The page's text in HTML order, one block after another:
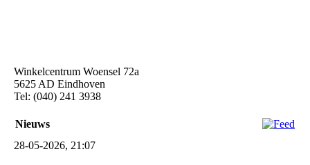
Winkelcentrum Woensel 72a
5625 AD Eindhoven
Tel: (040) 241 3938
Nieuws
28-05-2026, 21:07